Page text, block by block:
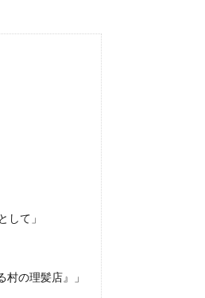
て」
の理髪店』」